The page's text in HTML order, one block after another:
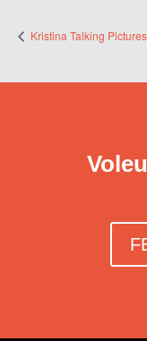
Kristina Talking Pictures